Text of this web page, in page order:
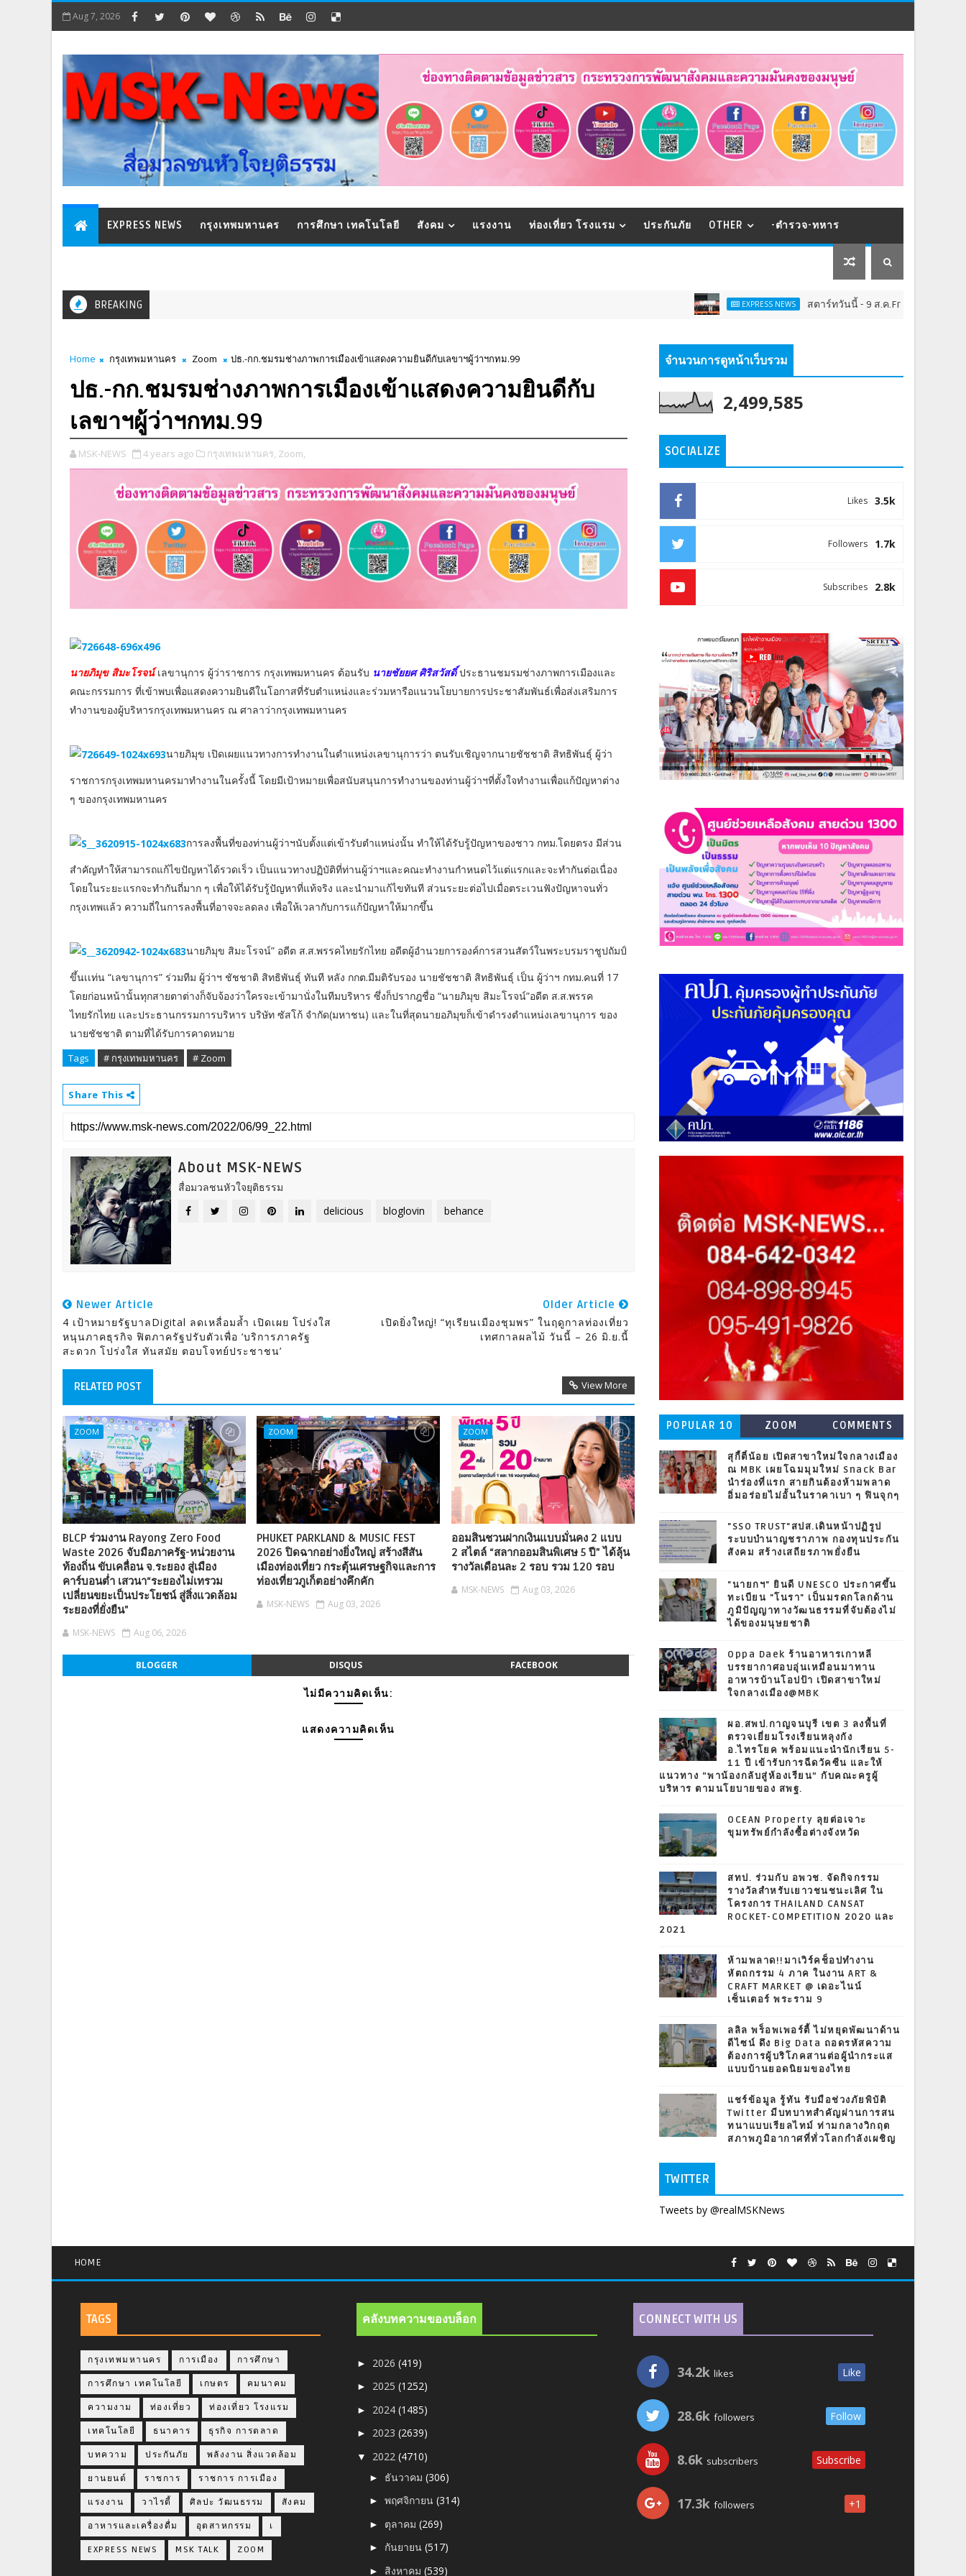
Aug 7, 2026
EXPRESS NEWS กรุงเทพมหานคร การศึกษา เทคโนโลยี สังคม แรงงาน ท่องเที่ยว โรงแรม ประกันภัย OTHER -ตำรวจ-ทหาร
BREAKING EXPRESS NEWS สตาร์ทวันนี้ - 9 ส.ค.Franchise Expo
Home กรุงเทพมหานคร Zoom ปธ.-กก.ชมรมช่างภาพการเมืองเข้าแสดงความยินดีกับเลขาฯผู้ว่าฯกทม.99
ปธ.-กก.ชมรมช่างภาพการเมืองเข้าแสดงความยินดีกับ
เลขาฯผู้ว่าฯกทม.99
MSK-NEWS 4 years ago กรุงเทพมหานคร, Zoom,
นายภิมุข สิมะโรจน์เลขานุการ ผู้ว่าราชการ กรุงเทพมหานคร ต้อนรับ นายชัยยศ ศิริสวัสดิ์ประธานชมรมช่างภาพการเมืองและ
คณะกรรมการ ที่เข้าพบเพื่อแสดงความยินดีในโอกาสที่รับตำแหน่งและร่วมหารือแนวนโยบายการประชาสัมพันธ์เพื่อส่งเสริมการ
ทำงานของผู้บริหารกรุงเทพมหานคร ณ ศาลาว่ากรุงเทพมหานคร
นายภิมุข เปิดเผยแนวทางการทำงานในตำแหน่งเลขานุการว่า ตนรับเชิญจากนายชัชชาติ สิทธิพันธุ์ ผู้ว่า
ราชการกรุงเทพมหานครมาทำงานในครั้งนี้ โดยมีเป้าหมายเพื่อสนับสนุนการทำงานของท่านผู้ว่าฯที่ตั้งใจทำงานเพื่อแก้ปัญหาต่าง
ๆ ของกรุงเทพมหานคร
การลงพื้นที่ของท่านผู้ว่าฯนับตั้งแต่เข้ารับตำแหน่งนั้น ทำให้ได้รับรู้ปัญหาของชาว กทม.โดยตรง มีส่วน
สำคัญทำให้สามารถแก้ไขปัญหาได้รวดเร็ว เป็นแนวทางปฏิบัติที่ท่านผู้ว่าฯและคณะทำงานกำหนดไว้แต่แรกและจะทำกันต่อเนื่อง
โดยในระยะแรกจะทำกันถี่มาก ๆ เพื่อให้ได้รับรู้ปัญหาที่แท้จริง และนำมาแก้ไขทันที ส่วนระยะต่อไปเมื่อตระเวนฟังปัญหาจนทั่ว
กรุงเทพแล้ว ความถี่ในการลงพื้นที่อาจจะลดลง เพื่อให้เวลากับการแก้ปัญหาให้มากขึ้น
นายภิมุข สิมะโรจน์” อดีต ส.ส.พรรคไทยรักไทย อดีตผู้อำนวยการองค์การสวนสัตว์ในพระบรมราชูปถัมป์
ขึ้นเเท่น “เลขานุการ” ร่วมทีม ผู้ว่าฯ ชัชชาติ สิทธิพันธุ์ ทันที หลัง กกต.มีมติรับรอง นายชัชชาติ สิทธิพันธุ์ เป็น ผู้ว่าฯ กทม.คนที่ 17
โดยก่อนหน้านั้นทุกสายตาต่างก็จับจ้องว่าใครจะเข้ามานั่งในทีมบริหาร ซึ่งก็ปรากฎชื่อ “นายภิมุข สิมะโรจน์”อดีต ส.ส.พรรค
ไทยรักไทย เเละประธานกรรมการบริหาร บริษัท ซัสโก้ จำกัด(มหาชน) และในที่สุดนายอภิมุขก็เข้าดำรงตำแหน่งเลขานุการ ของ
นายชัชชาติ ตามที่ได้รับการคาดหมาย
Tags # กรุงเทพมหานคร # Zoom
Share This
About MSK-NEWS
สื่อมวลชนหัวใจยุติธรรม
delicious
bloglovin behance
Newer Article
4 เป้าหมายรัฐบาลDigital ลดเหลื่อมล้ำ เปิดเผย โปร่งใส
หนุนภาคธุรกิจ ฟิตภาครัฐปรับตัวเพื่อ ‘บริการภาครัฐ
สะดวก โปร่งใส ทันสมัย ตอบโจทย์ประชาชน’
Older Article
เปิดยิ่งใหญ่! “ทุเรียนเมืองชุมพร” ในฤดูกาลท่องเที่ยว
เทศกาลผลไม้ วันนี้ – 26 มิ.ย.นี้
RELATED POST View More
ZOOM
BLCP ร่วมงาน Rayong Zero Food
Waste 2026 จับมือภาครัฐ-หน่วยงาน
ท้องถิ่น ขับเคลื่อน จ.ระยอง สู่เมือง
คาร์บอนต่ำ เสวนา“ระยองไม่เทรวม
เปลี่ยนขยะเป็นประโยชน์ สู่สิ่งแวดล้อม
ระยองที่ยั่งยืน”
MSK-NEWS Aug 06, 2026
ZOOM
PHUKET PARKLAND & MUSIC FEST
2026 ปิดฉากอย่างยิ่งใหญ่ สร้างสีสัน
เมืองท่องเที่ยว กระตุ้นเศรษฐกิจและการ
ท่องเที่ยวภูเก็ตอย่างคึกคัก
MSK-NEWS Aug 03, 2026
ZOOM
ออมสินชวนฝากเงินแบบมั่นคง 2 แบบ
2 สไตล์ “สลากออมสินพิเศษ 5 ปี” ได้ลุ้น
รางวัลเดือนละ 2 รอบ รวม 120 รอบ
MSK-NEWS Aug 03, 2026
BLOGGER DISQUS FACEBOOK
ไม่มีความคิดเห็น:
แสดงความคิดเห็น
จำนวนการดูหน้าเว็บรวม
2,499,585
SOCIALIZE
3.5k
Likes
1.7k
Followers
2.8k
Subscribes
POPULAR 10 ZOOM COMMENTS
สุกี้ตี๋น้อย เปิดสาขาใหม่ใจกลางเมือง
ณ MBK เผยโฉมมุมใหม่ Snack Bar
นำร่องที่แรก สายกินต้องห้ามพลาด
อิ่มอร่อยไม่อั้นในราคาเบา ๆ ฟินจุกๆ
"SSO TRUST"สปส.เดินหน้าปฏิรูป
ระบบบำนาญชราภาพ กองทุนประกัน
สังคม สร้างเสถียรภาพยั่งยืน
"นายกฯ" ยินดี UNESCO ประกาศขึ้น
ทะเบียน "โนรา" เป็นมรดกโลกด้าน
ภูมิปัญญาทางวัฒนธรรมที่จับต้องไม่
ได้ของมนุษยชาติ
Oppa Daek ร้านอาหารเกาหลี
บรรยากาศอบอุ่นเหมือนมาทาน
อาหารบ้านโอปป้า เปิดสาขาใหม่
ใจกลางเมือง@MBK
ผอ.สพป.กาญจนบุรี เขต 3 ลงพื้นที่
ตรวจเยี่ยมโรงเรียนหลุงกัง
อ.ไทรโยค พร้อมแนะนำนักเรียน 5-
11 ปี เข้ารับการฉีดวัคซีน และให้
แนวทาง “พาน้องกลับสู่ห้องเรียน” กับคณะครูผู้
บริหาร ตามนโยบายของ สพฐ.
OCEAN Property ลุยต่อเจาะ
ขุมทรัพย์กำลังซื้อต่างจังหวัด
สทป. ร่วมกับ อพวช. จัดกิจกรรม
รางวัลสำหรับเยาวชนชนะเลิศ ใน
โครงการ THAILAND CANSAT
ROCKET-COMPETITION 2020 และ
2021
ห้ามพลาด!!มาเวิร์คช็อปทำงาน
หัตถกรรม 4 ภาค ในงาน ART &
CRAFT MARKET @ เดอะไนน์
เซ็นเตอร์ พระราม 9
ลลิล พร็อพเพอร์ตี้ ไม่หยุดพัฒนาด้าน
ดีไซน์ ดึง Big Data ถอดรหัสความ
ต้องการผู้บริโภคสานต่อผู้นำกระแส
แบบบ้านยอดนิยมของไทย
แชร์ข้อมูล รู้ทัน รับมือช่วงภัยพิบัติ
Twitter มีบทบาทสำคัญผ่านการสน
ทนาแบบเรียลไทม์ ท่ามกลางวิกฤต
สภาพภูมิอากาศที่ทั่วโลกกำลังเผชิญ
TWITTER
Tweets by @realMSKNews
HOME
TAGS
กรุงเทพมหานคร การเมือง การศึกษา
การศึกษา เทคโนโลยี เกษตร คมนาคม
ความงาม ท่องเที่ยว ท่องเที่ยว โรงแรม
เทคโนโลยี ธนาคาร ธุรกิจ การตลาด
บทความ ประกันภัย พลังงาน สิ่งแวดล้อม
ยานยนต์ ราชการ ราชการ การเมือง
แรงงาน วาไรตี้ ศิลปะ วัฒนธรรม สังคม
อาหารและเครื่องดื่ม อุตสาหกรรม เ
EXPRESS NEWS MSK TALK ZOOM
คลังบทความของบล็อก
► 2026(419)
► 2025(1252)
► 2024(1485)
► 2023(2639)
▼ 2022(4710)
► ธันวาคม(306)
►พฤศจิกายน(314)
► ตุลาคม(269)
► กันยายน(517)
► สิงหาคม(539)
CONNECT WITH US
34.2k likes Like
28.6k followers Follow
8.6k subscribers Subscribe
17.3k followers +1